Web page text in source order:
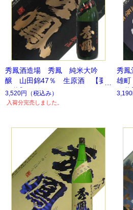
秀鳳酒造場 秀鳳 純米大吟
醸 山田錦47％ 生原酒 【要
冷蔵】
3,520円 （税込み）
入荷分完売しました。
秀
雄
冷蔵